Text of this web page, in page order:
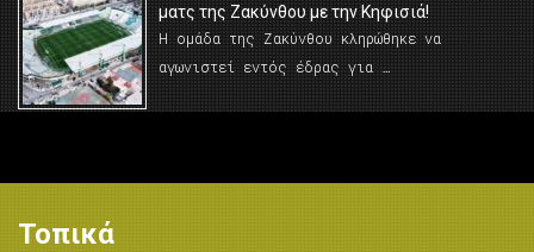
ματς της Ζακύνθου με την Κηφισιά!
Η ομάδα της Ζακύνθου κληρώθηκε να
αγωνιστεί εντός έδρας για …
Τοπικά